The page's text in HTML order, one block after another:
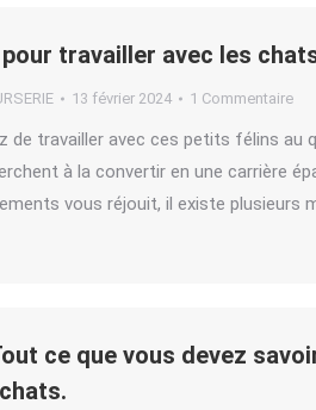
travailler avec les
13 février 2024 1 Commentaire
travailler avec ces petits félins au
à la convertir en une carrière
vous réjouit, il existe plusieurs
ce que vous devez